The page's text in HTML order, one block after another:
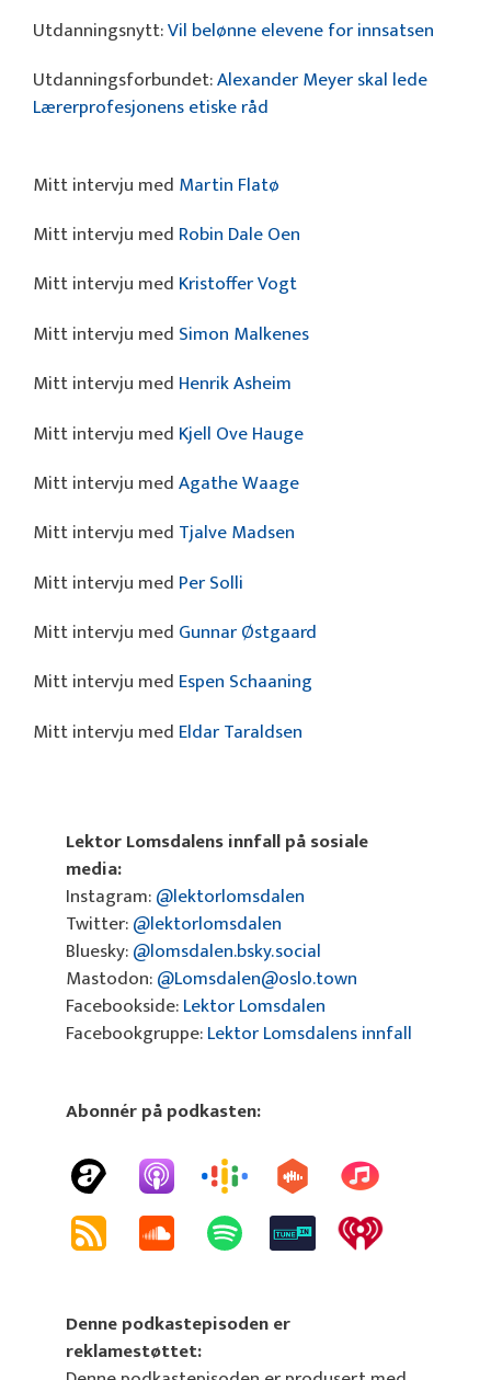
Utdanningsnytt:Vil belønne elevene for innsatsen
Utdanningsforbundet:Alexander Meyer skal lede
Lærerprofesjonens etiske råd
Mitt intervju med Martin Flatø
Mitt intervju med Robin Dale Oen
Mitt intervju med Kristoffer Vogt
Mitt intervju med Simon Malkenes
Mitt intervju med Henrik Asheim
Mitt intervju med Kjell Ove Hauge
Mitt intervju medAgathe Waage
Mitt intervju med Tjalve Madsen
Mitt intervju med Per Solli
Mitt intervju med Gunnar Østgaard
Mitt intervju med Espen Schaaning
Mitt intervju med Eldar Taraldsen
Lektor Lomsdalens innfall på sosiale
media:
Instagram:@lektorlomsdalen
Twitter:@lektorlomsdalen
Bluesky:@lomsdalen.bsky.social
Mastodon:@Lomsdalen@oslo.town
Facebookside:Lektor Lomsdalen
Facebookgruppe:Lektor Lomsdalens innfall
Abonnér på podkasten:
Denne podkastepisoden er
reklamestøttet: